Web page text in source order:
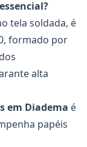
tela soldada, é
formado por
alta
em Diadema é
papéis